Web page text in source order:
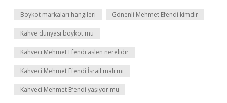
Boykot markaları hangileri Gönenli Mehmet Efendi kimdir
Kahve dünyası boykot mu
Kahveci Mehmet Efendi aslen nerelidir
Kahveci Mehmet Efendi İsrail malı mı
Kahveci Mehmet Efendi yaşıyor mu